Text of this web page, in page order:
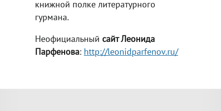
книжной полке литературного
гурмана.
Неофициальный сайт Леонида
Парфенова: http://leonidparfenov.ru/